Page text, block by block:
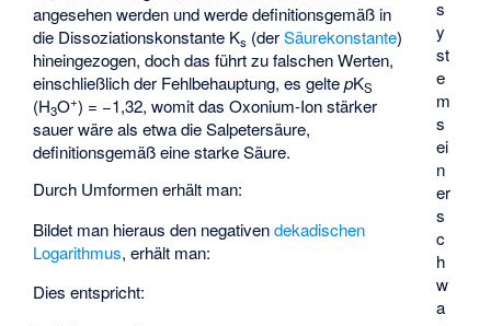
s
y
st
e
m
s
ei
n
er
s
c
h
w
a
angesehen werden und werde definitionsgemäß in
die Dissoziationskonstante Ks (derSäurekonstante)
hineingezogen, doch das führt zu falschen Werten,
einschließlich der Fehlbehauptung, es geltepKS
(H3O+) = −1,32, womit das Oxonium-Ion stärker
sauer wäre als etwa die Salpetersäure,
definitionsgemäß eine starke Säure.
Durch Umformen erhält man:
Bildet man hieraus den negativendekadischen
Logarithmus, erhält man:
Dies entspricht: